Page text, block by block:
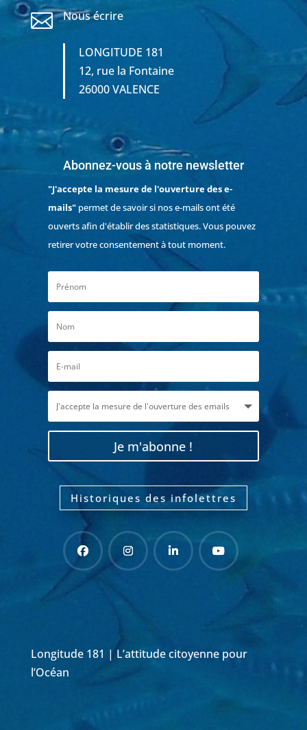
 Nous écrire
LONGITUDE 181
12, rue la Fontaine
26000 VALENCE
Abonnez-vous à notre newsletter
"J'accepte la mesure de l'ouverture des e-
mails"permet de savoir si nos e-mails ont été
ouverts afin d'établir des statistiques. Vous pouvez
retirer votre consentement à tout moment.
Je m'abonne !
Historiques des infolettres
Longitude 181 | L’attitude citoyenne pour
l’Océan